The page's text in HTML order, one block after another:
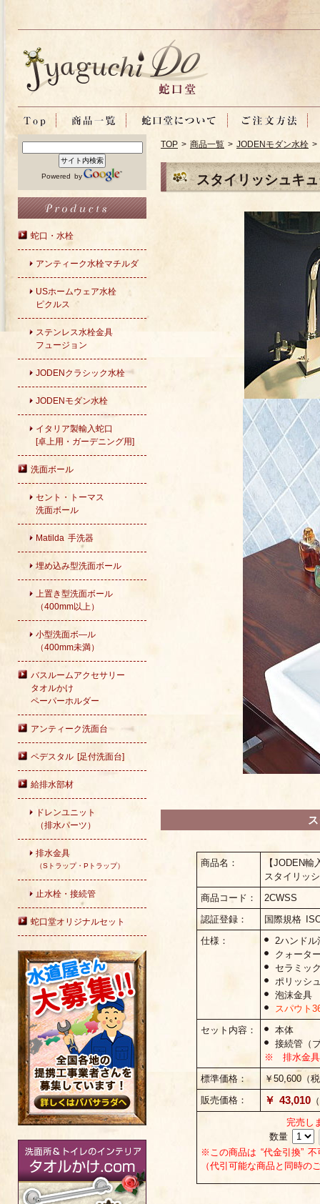
Powered by
蛇口・水栓
アンティーク水栓マチルダ
USホームウェア水栓
ピクルス
ステンレス水栓金具
フュージョン
JODENクラシック水栓
JODENモダン水栓
イタリア製輸入蛇口
[卓上用・ガーデニング用]
洗面ボール
セント・トーマス
洗面ボール
Matilda 手洗器
埋め込み型洗面ボール
上置き型洗面ボール
（400mm以上）
小型洗面ボ―ル
（400mm未満）
バスルームアクセサリー
タオルかけ
ペーパーホルダー
アンティーク洗面台
ペデスタル [足付洗面台]
給排水部材
ドレンユニット
（排水パーツ）
排水金具
（Sトラップ・Pトラップ）
止水栓・接続管
蛇口堂オリジナルセット
TOP > 商品一覧 > JODENモダン水栓 >
スタイリッシュキ
商品名：
【JODEN輸
スタイリッ
商品コード：
2CWSS
認証登録：
国際規格
仕様：
2ハンドル
クォータ
セラミッ
ポリッシ
泡沫金具
スパウト
セット内容：
本体
接続管（
※ 排水金具
標準価格：
￥50,600（
販売価格：
￥ 43,010
完売し
数量
※この商品は “代金引換” 不
（代引可能な商品と同時の